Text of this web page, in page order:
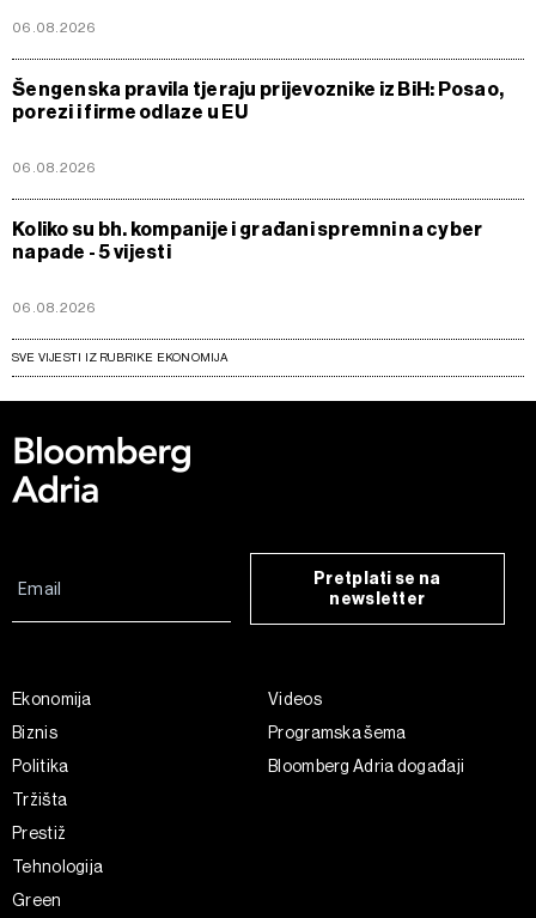
06.08.2026
Šengenska pravila tjeraju prijevoznike iz BiH: Posao,
porezi i firme odlaze u EU
06.08.2026
Koliko su bh. kompanije i građani spremni na cyber
napade - 5 vijesti
06.08.2026
SVE VIJESTI IZ RUBRIKE EKONOMIJA
Pretplati se na
newsletter
Ekonomija
Biznis
Politika
Tržišta
Prestiž
Tehnologija
Green
Videos
Programska šema
Bloomberg Adria događaji